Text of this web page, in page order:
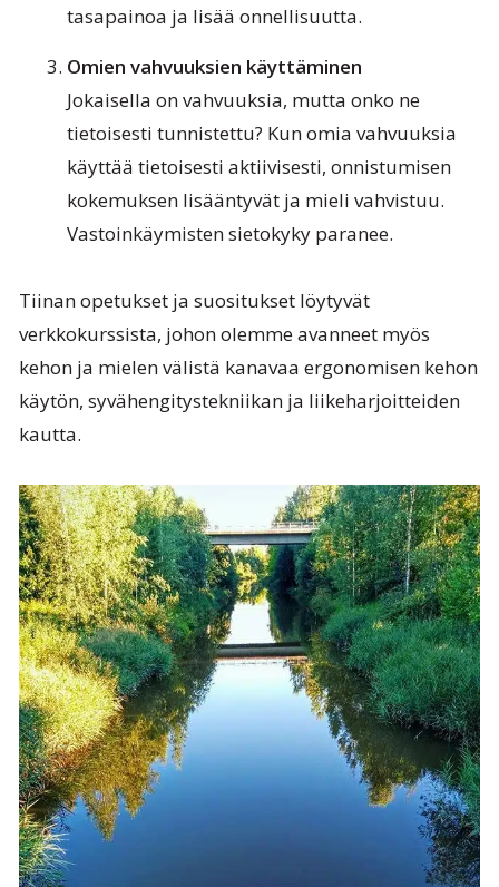
tasapainoa ja lisää onnellisuutta.
Omien vahvuuksien käyttäminen
Jokaisella on vahvuuksia, mutta onko ne
tietoisesti tunnistettu? Kun omia vahvuuksia
käyttää tietoisesti aktiivisesti, onnistumisen
kokemuksen lisääntyvät ja mieli vahvistuu.
Vastoinkäymisten sietokyky paranee.
Tiinan opetukset ja suositukset löytyvät
verkkokurssista, johon olemme avanneet myös
kehon ja mielen välistä kanavaa ergonomisen kehon
käytön, syvähengitystekniikan ja liikeharjoitteiden
kautta.